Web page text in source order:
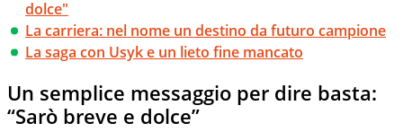
dolce"
La carriera: nel nome un destino da futuro campione
La saga con Usyk e un lieto fine mancato
Un semplice messaggio per dire basta:
“Sarò breve e dolce”